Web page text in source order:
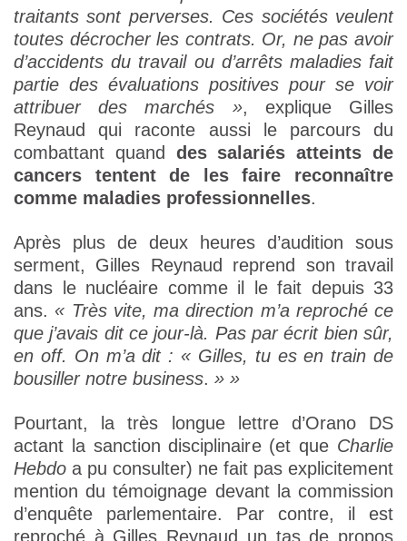
traitants sont perverses. Ces sociétés veulent
toutes décrocher les contrats. Or, ne pas avoir
d’accidents du travail ou d’arrêts maladies fait
partie des évaluations positives pour se voir
attribuer des marchés », explique Gilles
Reynaud qui raconte aussi le parcours du
combattant quand des salariés atteints de
cancers tentent de les faire reconnaître
comme maladies professionnelles.
Après plus de deux heures d’audition sous
serment, Gilles Reynaud reprend son travail
dans le nucléaire comme il le fait depuis 33
ans. « Très vite, ma direction m’a reproché ce
que j’avais dit ce jour-là. Pas par écrit bien sûr,
en off. On m’a dit : « Gilles, tu es en train de
bousiller notre business. » »
Pourtant, la très longue lettre d’Orano DS
actant la sanction disciplinaire (et que Charlie
Hebdo a pu consulter) ne fait pas explicitement
mention du témoignage devant la commission
d’enquête parlementaire. Par contre, il est
reproché à Gilles Reynaud un tas de propos